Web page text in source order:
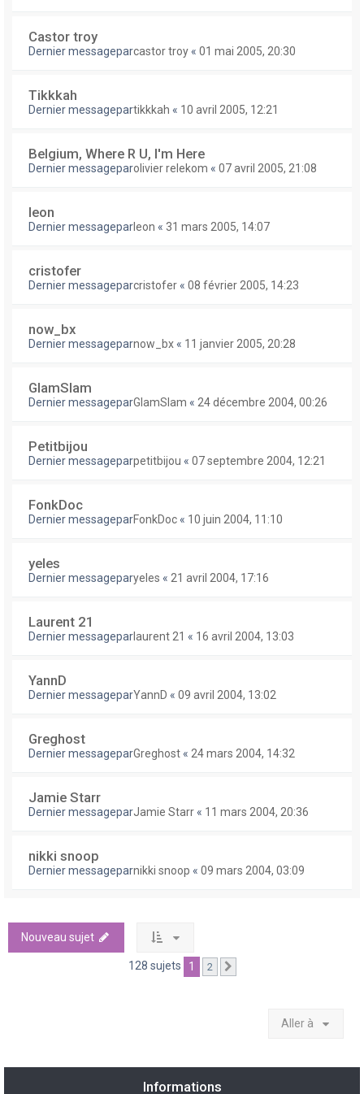
Castor troy
Dernier messageparcastor troy « 01 mai 2005, 20:30
Tikkkah
Dernier messagepartikkkah « 10 avril 2005, 12:21
Belgium, Where R U, I'm Here
Dernier messageparolivier relekom « 07 avril 2005, 21:08
leon
Dernier messageparleon « 31 mars 2005, 14:07
cristofer
Dernier messageparcristofer « 08 février 2005, 14:23
now_bx
Dernier messageparnow_bx « 11 janvier 2005, 20:28
GlamSlam
Dernier messageparGlamSlam « 24 décembre 2004, 00:26
Petitbijou
Dernier messageparpetitbijou « 07 septembre 2004, 12:21
FonkDoc
Dernier messageparFonkDoc « 10 juin 2004, 11:10
yeles
Dernier messageparyeles « 21 avril 2004, 17:16
Laurent 21
Dernier messageparlaurent 21 « 16 avril 2004, 13:03
YannD
Dernier messageparYannD « 09 avril 2004, 13:02
Greghost
Dernier messageparGreghost « 24 mars 2004, 14:32
Jamie Starr
Dernier messageparJamie Starr « 11 mars 2004, 20:36
nikki snoop
Dernier messageparnikki snoop « 09 mars 2004, 03:09
Nouveau sujet
128 sujets 1 2
Aller à
Informations